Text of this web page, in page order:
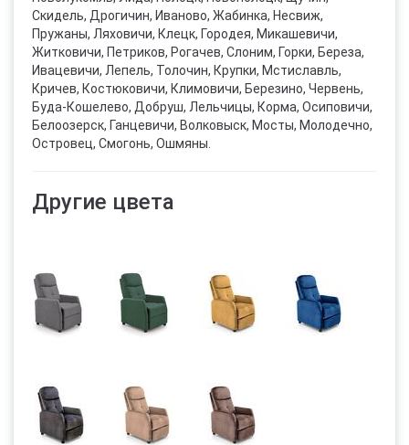
Скидель, Дрогичин, Иваново, Жабинка, Несвиж,
Пружаны, Ляховичи, Клецк, Городея, Микашевичи,
Житковичи, Петриков, Рогачев, Слоним, Горки, Береза,
Ивацевичи, Лепель, Толочин, Крупки, Мстиславль,
Кричев, Костюковичи, Климовичи, Березино, Червень,
Буда-Кошелево, Добруш, Лельчицы, Корма, Осиповичи,
Белоозерск, Ганцевичи, Волковыск, Мосты, Молодечно,
Островец, Смогонь, Ошмяны.
Другие цвета